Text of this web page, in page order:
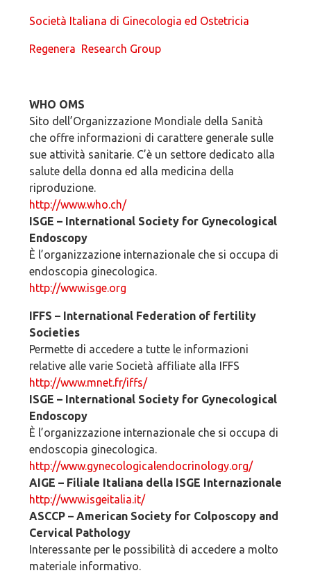
Società Italiana di Ginecologia ed Ostetricia
Regenera Research Group
WHO OMS
Sito dell’Organizzazione Mondiale della Sanità
che offre informazioni di carattere generale sulle
sue attività sanitarie. C’è un settore dedicato alla
salute della donna ed alla medicina della
riproduzione.
http://www.who.ch/
ISGE – International Society for Gynecological
Endoscopy
È l’organizzazione internazionale che si occupa di
endoscopia ginecologica.
http://www.isge.org
IFFS – International Federation of fertility
Societies
Permette di accedere a tutte le informazioni
relative alle varie Società affiliate alla IFFS
http://www.mnet.fr/iffs/
ISGE – International Society for Gynecological
Endoscopy
È l’organizzazione internazionale che si occupa di
endoscopia ginecologica.
http://www.gynecologicalendocrinology.org/
AIGE – Filiale Italiana della ISGE Internazionale
http://www.isgeitalia.it/
ASCCP – American Society for Colposcopy and
Cervical Pathology
Interessante per le possibilità di accedere a molto
materiale informativo.